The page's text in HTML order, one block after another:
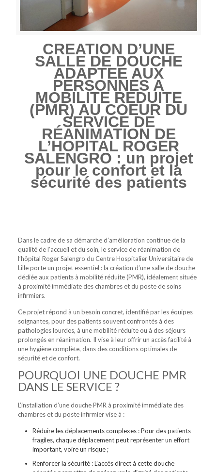
CREATION D’UNE
SALLE DE DOUCHE
ADAPTEE AUX
PERSONNES A
MOBILITE REDUITE
(PMR) AU COEUR DU
SERVICE DE
RÉANIMATION DE
L’HOPITAL ROGER
SALENGRO : un projet
pour le confort et la
sécurité des patients
Dans le cadre de sa démarche d’amélioration continue de la
qualité de l’accueil et du soin, le service de réanimation de
l’hôpital Roger Salengro du Centre Hospitalier Universitaire de
Lille porte un projet essentiel : la création d’une salle de douche
dédiée aux patients à mobilité réduite (PMR), idéalement située
à proximité immédiate des chambres et du poste de soins
infirmiers.
Ce projet répond à un besoin concret, identifié par les équipes
soignantes, pour des patients souvent confrontés à des
pathologies lourdes, à une mobilité réduite ou à des séjours
prolongés en réanimation. Il vise à leur offrir un accès facilité à
une hygiène complète, dans des conditions optimales de
sécurité et de confort.
POURQUOI UNE DOUCHE PMR
DANS LE SERVICE ?
L’installation d’une douche PMR à proximité immédiate des
chambres et du poste infirmier vise à :
Réduire les déplacements complexes: Pour des patients
fragiles, chaque déplacement peut représenter un effort
important, voire un risque ;
Renforcer la sécurité :L’accès direct à cette douche